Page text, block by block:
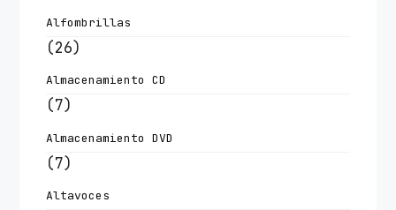
Alfombrillas
(26)
Almacenamiento CD
(7)
Almacenamiento DVD
(7)
Altavoces